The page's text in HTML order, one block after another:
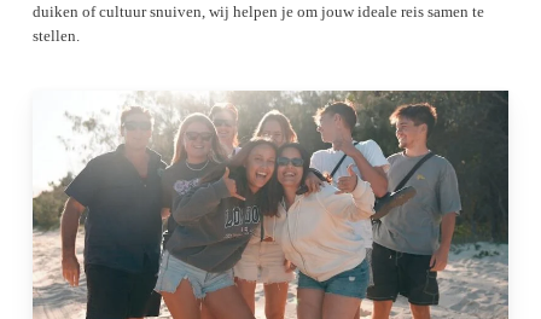
duiken of cultuur snuiven, wij helpen je om jouw ideale reis samen te
stellen.